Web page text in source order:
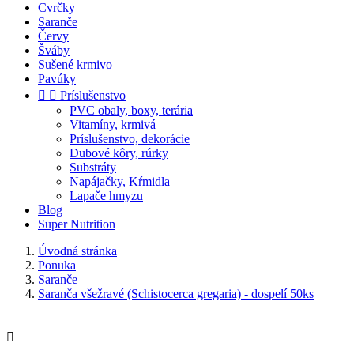
Cvrčky
Saranče
Červy
Šváby
Sušené krmivo
Pavúky
  Príslušenstvo
PVC obaly, boxy, terária
Vitamíny, krmivá
Príslušenstvo, dekorácie
Dubové kôry, rúrky
Substráty
Napájačky, Kŕmidla
Lapače hmyzu
Blog
Super Nutrition
Úvodná stránka
Ponuka
Saranče
Saranča všežravé (Schistocerca gregaria) - dospelí 50ks
